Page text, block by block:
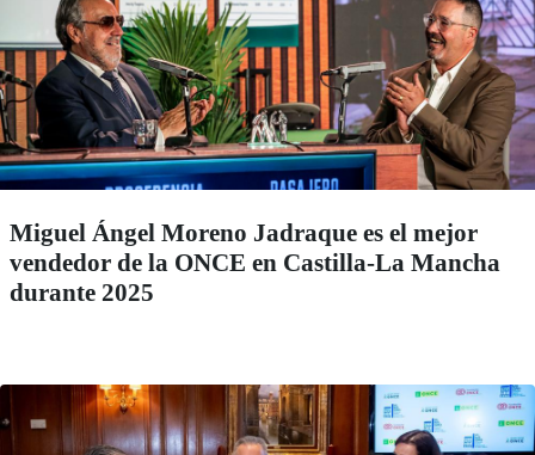
Miguel Ángel Moreno Jadraque es el mejor
vendedor de la ONCE en Castilla-La Mancha
durante 2025